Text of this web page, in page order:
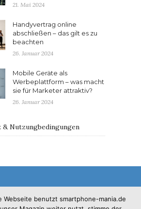
21. Mai 2024
Handyvertrag online
abschließen – das gilt es zu
beachten
26. Januar 2024
Mobile Geräte als
Werbeplattform – was macht
sie für Marketer attraktiv?
26. Januar 2024
& Nutzungbedingungen
Webseite benutzt smartphone-mania.de